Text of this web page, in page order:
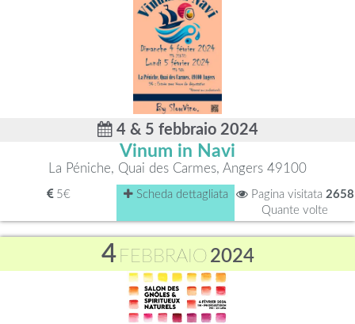
4 & 5 febbraio 2024
Vinum in Navi
La Péniche, Quai des Carmes, Angers 49100
5€ Scheda dettagliata Pagina visitata 2658
Quante volte
4 FEBBRAIO 2024